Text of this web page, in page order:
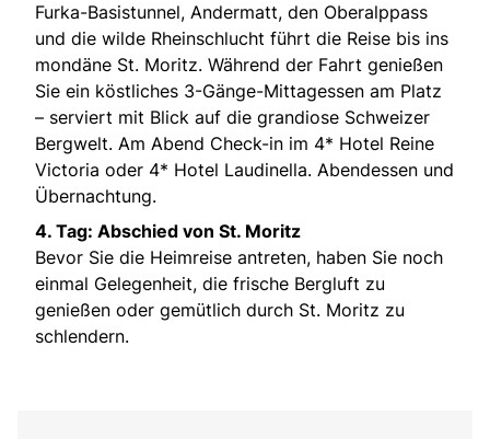
Furka-Basistunnel, Andermatt, den Oberalppass
und die wilde Rheinschlucht führt die Reise bis ins
mondäne St. Moritz. Während der Fahrt genießen
Sie ein köstliches 3-Gänge-Mittagessen am Platz
– serviert mit Blick auf die grandiose Schweizer
Bergwelt. Am Abend Check-in im 4* Hotel Reine
Victoria oder 4* Hotel Laudinella. Abendessen und
Übernachtung.
4. Tag: Abschied von St. Moritz
Bevor Sie die Heimreise antreten, haben Sie noch
einmal Gelegenheit, die frische Bergluft zu
genießen oder gemütlich durch St. Moritz zu
schlendern.